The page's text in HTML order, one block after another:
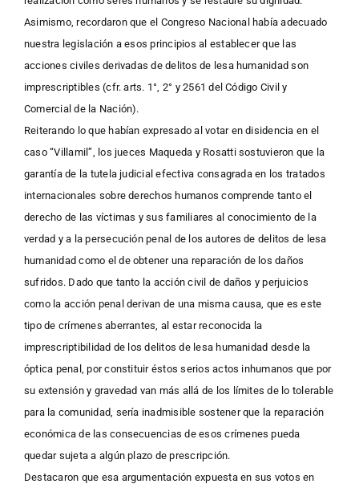
Asimismo, recordaron que el Congreso Nacional había adecuado
nuestra legislación a esos principios al establecer que las
acciones civiles derivadas de delitos de lesa humanidad son
imprescriptibles (cfr. arts. 1°, 2° y 2561 del Código Civil y
Comercial de la Nación).
Reiterando lo que habían expresado al votar en disidencia en el
caso “Villamil”, los jueces Maqueda y Rosatti sostuvieron que la
garantía de la tutela judicial efectiva consagrada en los tratados
internacionales sobre derechos humanos comprende tanto el
derecho de las víctimas y sus familiares al conocimiento de la
verdad y a la persecución penal de los autores de delitos de lesa
humanidad como el de obtener una reparación de los daños
sufridos. Dado que tanto la acción civil de daños y perjuicios
como la acción penal derivan de una misma causa, que es este
tipo de crímenes aberrantes, al estar reconocida la
imprescriptibilidad de los delitos de lesa humanidad desde la
óptica penal, por constituir éstos serios actos inhumanos que por
su extensión y gravedad van más allá de los límites de lo tolerable
para la comunidad, sería inadmisible sostener que la reparación
económica de las consecuencias de esos crímenes pueda
quedar sujeta a algún plazo de prescripción.
Destacaron que esa argumentación expuesta en sus votos en